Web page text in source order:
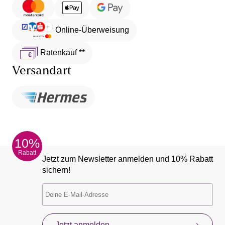
Volley-Ball am Strand spielst
Online-Überweisung
Ratenkauf **
Versandart
10%
Rabatt
Jetzt zum Newsletter anmelden und 10% Rabatt
sichern!